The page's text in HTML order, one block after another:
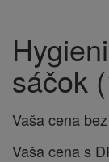
sáčok
Vaša cena
Vaša cena s